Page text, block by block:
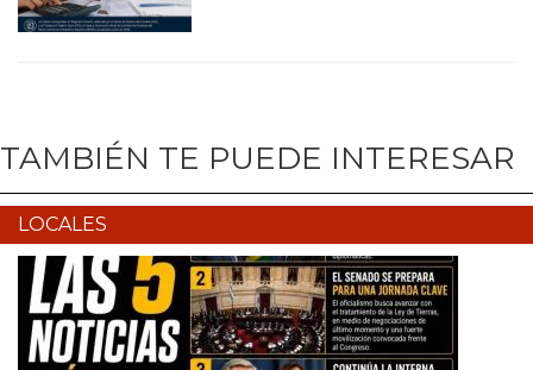
TAMBIÉN TE PUEDE INTERESAR
LOCALES